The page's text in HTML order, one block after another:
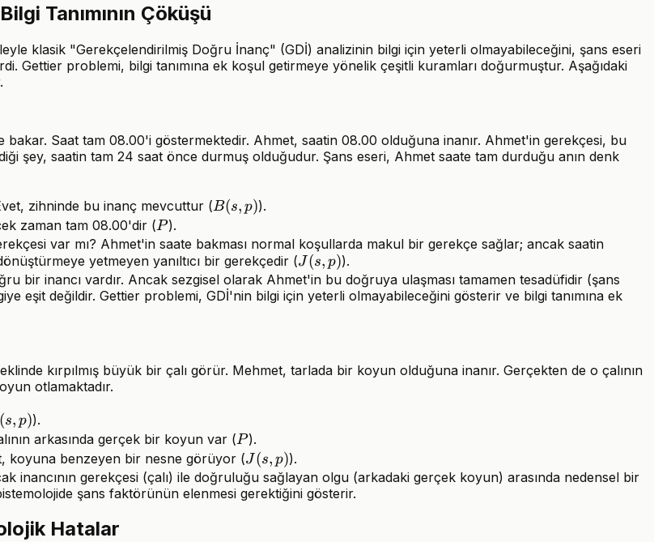
Tanımının Çöküşü
klasik "Gerekçelendirilmiş Doğru İnanç" (GDİ) analizinin bilgi için yeterli olmayabileceğini, şans eseri
Gettier problemi, bilgi tanımına ek koşul getirmeye yönelik çeşitli kuramları doğurmuştur. Aşağıdaki
Saat tam 08.00'i göstermektedir. Ahmet, saatin 08.00 olduğuna inanır. Ahmet'in gerekçesi, bu
şey, saatin tam 24 saat önce durmuş olduğudur. Şans eseri, Ahmet saate tam durduğu anın denk
zihninde bu inanç mevcuttur (B(s,
B(s, p)).
zaman tam 08.00'dir (P
P).
var mı? Ahmet'in saate bakması normal koşullarda makul bir gerekçe sağlar; ancak saatin
yetmeyen yanıltıcı bir gerekçedir (J(s,
p)
J(s, p)).
bir inancı vardır. Ancak sezgisel olarak Ahmet'in bu doğruya ulaşması tamamen tesadüfidir (şans
eşit değildir. Gettier problemi, GDİ'nin bilgi için yeterli olmayabileceğini gösterir ve bilgi tanımına ek
kırpılmış büyük bir çalı görür. Mehmet, tarlada bir koyun olduğuna inanır. Gerçekten de o çalının
otlamaktadır.
s, p)).
arkasında gerçek bir koyun var (P
P).
koyuna benzeyen bir nesne görüyor (J(s,
p)
J(s, p)).
inancının gerekçesi (çalı) ile doğruluğu sağlayan olgu (arkadaki gerçek koyun) arasında nedensel bir
şans faktörünün elenmesi gerektiğini gösterir.
Hatalar